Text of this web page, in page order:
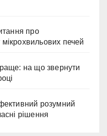
про
печей
на що звернути
розумний
рішення